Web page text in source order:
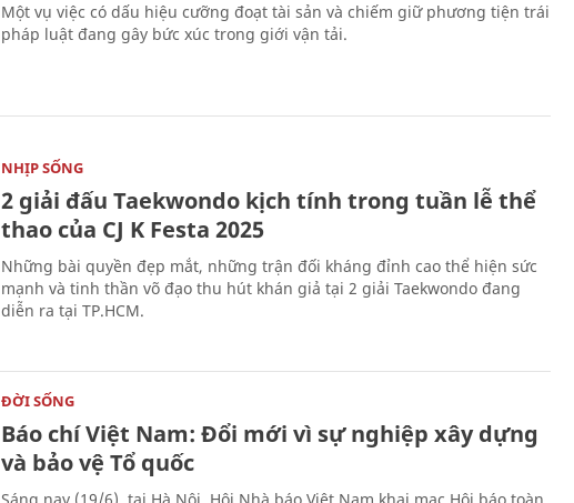
Một vụ việc có dấu hiệu cưỡng đoạt tài sản và chiếm giữ phương tiện trái
pháp luật đang gây bức xúc trong giới vận tải.
NHỊP SỐNG
2 giải đấu Taekwondo kịch tính trong tuần lễ thể
thao của CJ K Festa 2025
Những bài quyền đẹp mắt, những trận đối kháng đỉnh cao thể hiện sức
mạnh và tinh thần võ đạo thu hút khán giả tại 2 giải Taekwondo đang
diễn ra tại TP.HCM.
ĐỜI SỐNG
Báo chí Việt Nam: Đổi mới vì sự nghiệp xây dựng
và bảo vệ Tổ quốc